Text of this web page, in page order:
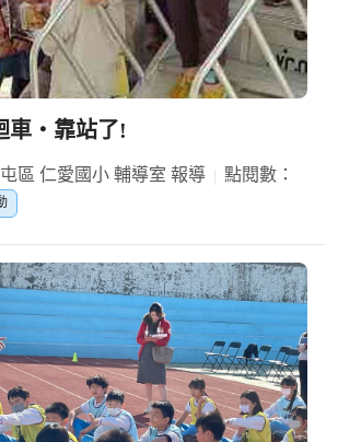
車‧靠站了!
區 仁愛國小 輔導室 報導
點閱數：